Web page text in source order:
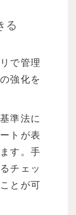
る
で管理
強化を
準法に
トが表
す。手
チェッ
とが可